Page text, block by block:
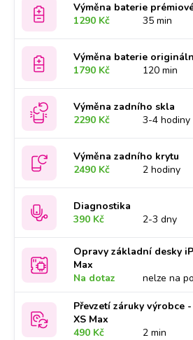
Výměna baterie
1290 Kč
35 min
Výměna baterie
1790 Kč
120 min
Výměna zadního skla
2290 Kč
3-4 hodiny
Výměna zadního krytu
2490 Kč
2 hodiny
Diagnostika
390 Kč
2-3 dny
Opravy základní desky
Max
Na dotaz
nelze na
Převzetí záruky výrobce
XS Max
490 Kč
2 min